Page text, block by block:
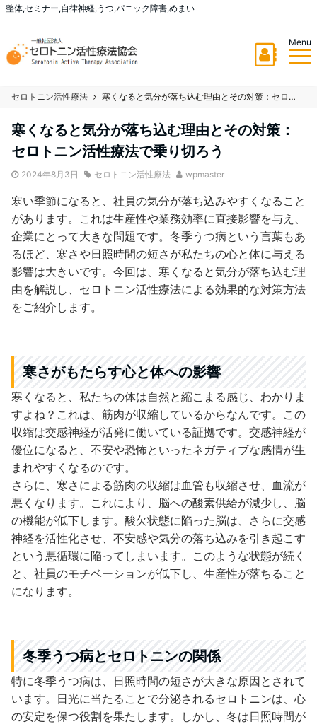
整体,セミナー,自律神経,うつ,パニック障害,めまい
Menu
セロトニン活性療法 寒くなると気分が落ち込む理由とその対策：セロトニン活性療法で乗り切ろう
寒くなると気分が落ち込む理由とその対策：
セロトニン活性療法で乗り切ろう
2024年8月3日 セロトニン活性療法 wpmaster
寒い季節になると、社員の気分が落ち込みやすくなること
があります。これは生産性や業務効率に直接影響を与え、
企業にとって大きな問題です。冬季うつ病という言葉もあ
るほど、寒さや日照時間の短さが私たちの心と体に与える
影響は大きいです。今回は、寒くなると気分が落ち込む理
由を解説し、セロトニン活性療法による効果的な対策方法
をご紹介します。
寒さがもたらす心と体への影響
寒くなると、私たちの体は自然と縮こまる感じ、わかりま
すよね？これは、筋肉が収縮しているからなんです。この
収縮は交感神経が活発に働いている証拠です。交感神経が
優位になると、不安や恐怖といったネガティブな感情が生
まれやすくなるのです。
さらに、寒さによる筋肉の収縮は血管も収縮させ、血流が
悪くなります。これにより、脳への酸素供給が減少し、脳
の機能が低下します。酸欠状態に陥った脳は、さらに交感
神経を活性化させ、不安感や気分の落ち込みを引き起こす
という悪循環に陥ってしまいます。このような状態が続く
と、社員のモチベーションが低下し、生産性が落ちること
になります。
冬季うつ病とセロトニンの関係
特に冬季うつ病は、日照時間の短さが大きな原因とされて
います。日光に当たることで分泌されるセロトニンは、心
の安定を保つ役割を果たします。しかし、冬は日照時間が